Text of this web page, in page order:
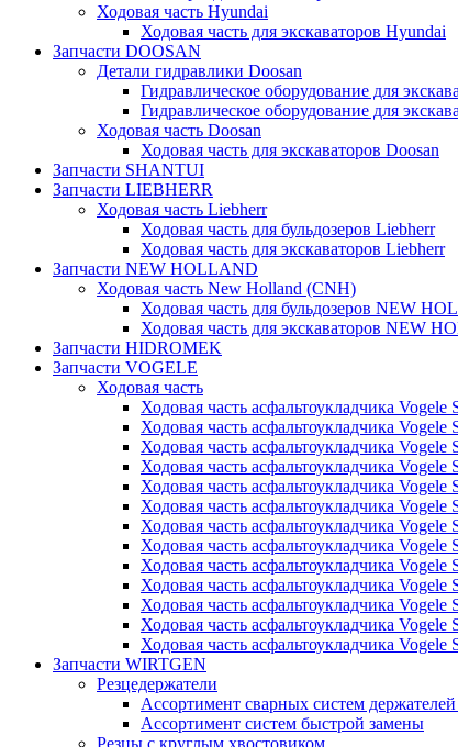
Ходовая часть Hyundai
Ходовая часть для экскаваторов Hyundai
Запчасти DOOSAN
Детали гидравлики Doosan
Гидравлическое оборудование для
Гидравлическое оборудование для
Ходовая часть Doosan
Ходовая часть для экскаваторов Doosan
Запчасти SHANTUI
Запчасти LIEBHERR
Ходовая часть Liebherr
Ходовая часть для бульдозеров Liebherr
Ходовая часть для экскаваторов Liebherr
Запчасти NEW HOLLAND
Ходовая часть New Holland (CNH)
Ходовая часть для бульдозеров NEW
Ходовая часть для экскаваторов NEW
Запчасти HIDROMEK
Запчасти VOGELE
Ходовая часть
Ходовая часть асфальтоукладчика Vogele
Ходовая часть асфальтоукладчика Vogele
Ходовая часть асфальтоукладчика Vogele
Ходовая часть асфальтоукладчика Vogele
Ходовая часть асфальтоукладчика Vogele
Ходовая часть асфальтоукладчика Vogele
Ходовая часть асфальтоукладчика Vogele
Ходовая часть асфальтоукладчика Vogele
Ходовая часть асфальтоукладчика Vogele
Ходовая часть асфальтоукладчика Vogele
Ходовая часть асфальтоукладчика Vogele
Ходовая часть асфальтоукладчика Vogele
Ходовая часть асфальтоукладчика Vogele
Запчасти WIRTGEN
Резцедержатели
Ассортимент сварных систем
Ассортимент систем быстрой замены
Резцы с круглым хвостовиком